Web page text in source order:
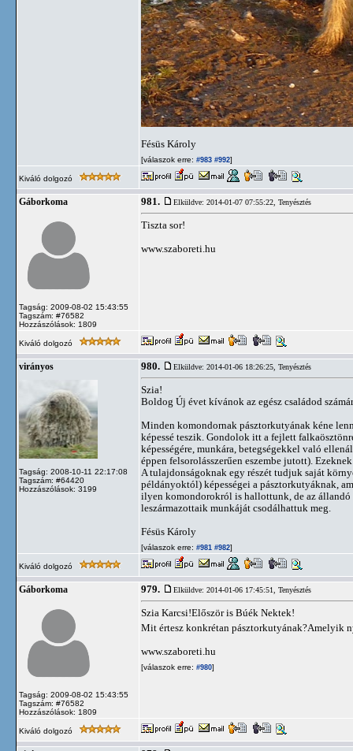
Fésüs Károly
[válaszok erre: #983 #992]
Kiváló dolgozó
Gáborkoma
Tagság: 2009-08-02 15:43:55
Tagszám: #76582
Hozzászólások: 1809
981. Elküldve: 2014-01-07 07:55:22, Tenyésztés
Tiszta sor!
www.szaboreti.hu
Kiváló dolgozó
virányos
Tagság: 2008-10-11 22:17:08
Tagszám: #64420
Hozzászólások: 3199
980. Elküldve: 2014-01-06 18:26:25, Tenyésztés
Szia!
Boldog Új évet kívánok az egész családod
Minden komondornak pásztorkutyának kéne
képessé teszik. Gondolok itt a fejlett
képességére, munkára, betegségekkel való
éppen felsorolásszerűen eszembe jutott).
A tulajdonságoknak egy részét tudjuk saját
példányoktól) képességei a pásztorkutyáknak,
ilyen komondorokról is hallottunk, de az állandó
leszármazottaik munkáját csodálhattuk meg.
Fésüs Károly
[válaszok erre: #981 #982]
Kiváló dolgozó
Gáborkoma
Tagság: 2009-08-02 15:43:55
Tagszám: #76582
Hozzászólások: 1809
979. Elküldve: 2014-01-06 17:45:51, Tenyésztés
Szia Karcsi!Először is Búék Nektek!
Mit értesz konkrétan pásztorkutyának?Amelyik
www.szaboreti.hu
[válaszok erre: #980]
Kiváló dolgozó